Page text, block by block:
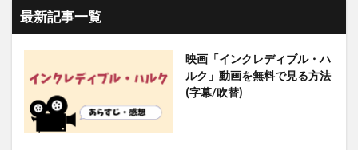
最新記事一覧
映画「インクレディブル・ハ
ルク」動画を無料で見る方法
(字幕/吹替)